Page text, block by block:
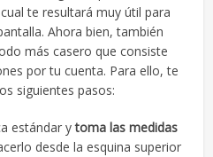
te resultará muy útil para
Ahora bien, también
más casero que consiste
por tu cuenta. Para ello, te
siguientes pasos:
estándar ytoma las medidas
desde la esquina superior